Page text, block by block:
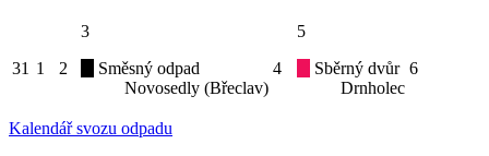
31 1 2
3
Směsný odpad
Novosedly (Břeclav)
4
5
Sběrný dvůr
Drnholec
6
Kalendář svozu odpadu